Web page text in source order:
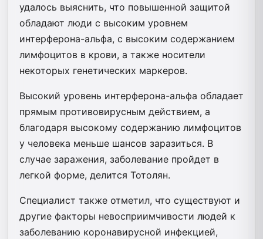
удалось выяснить, что повышенной защитой
обладают люди с высоким уровнем
интерферона-альфа, с высоким содержанием
лимфоцитов в крови, а также носители
некоторых генетических маркеров.
Высокий уровень интерферона-альфа обладает
прямым противовирусным действием, а
благодаря высокому содержанию лимфоцитов
у человека меньше шансов заразиться. В
случае заражения, заболевание пройдет в
легкой форме, делится Тотолян.
Специалист также отметил, что существуют и
другие факторы невосприимчивости людей к
заболеванию коронавирусной инфекцией,